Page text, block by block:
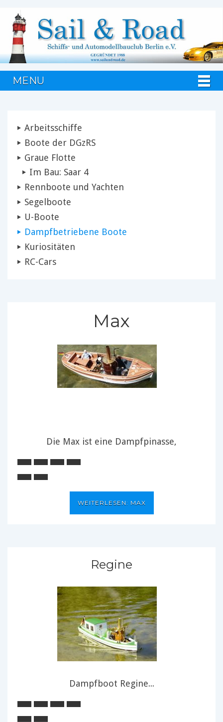
MENU
Arbeitsschiffe
Boote der DGzRS
Graue Flotte
Im Bau: Saar 4
Rennboote und Yachten
Segelboote
U-Boote
Dampfbetriebene Boote
Kuriositäten
RC-Cars
Max
Die Max ist eine Dampfpinasse,
WEITERLESEN: MAX
Regine
Dampfboot Regine...